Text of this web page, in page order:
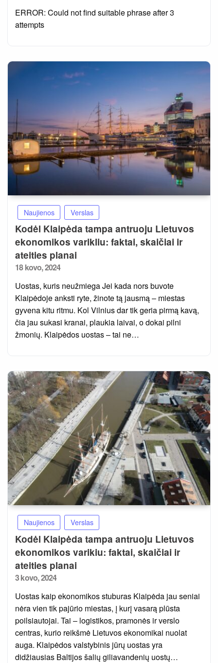
ERROR: Could not find suitable phrase after 3
attempts
Naujienos Verslas
Kodėl Klaipėda tampa antruoju Lietuvos
ekonomikos varikliu: faktai, skaičiai ir
ateities planai
Posted
18 kovo, 2024
Uostas, kuris neužmiega Jei kada nors buvote
Klaipėdoje anksti ryte, žinote tą jausmą – miestas
gyvena kitu ritmu. Kol Vilnius dar tik geria pirmą kavą,
čia jau sukasi kranai, plaukia laivai, o dokai pilni
žmonių. Klaipėdos uostas – tai ne…
Naujienos Verslas
Kodėl Klaipėda tampa antruoju Lietuvos
ekonomikos varikiu: faktai, skaičiai ir
ateities planai
Posted
3 kovo, 2024
Uostas kaip ekonomikos stuburas Klaipėda jau seniai
nėra vien tik pajūrio miestas, į kurį vasarą plūsta
poilsiautojai. Tai – logistikos, pramonės ir verslo
centras, kurio reikšmė Lietuvos ekonomikai nuolat
auga. Klaipėdos valstybinis jūrų uostas yra
didžiausias Baltijos šalių giliavandenių uostų…